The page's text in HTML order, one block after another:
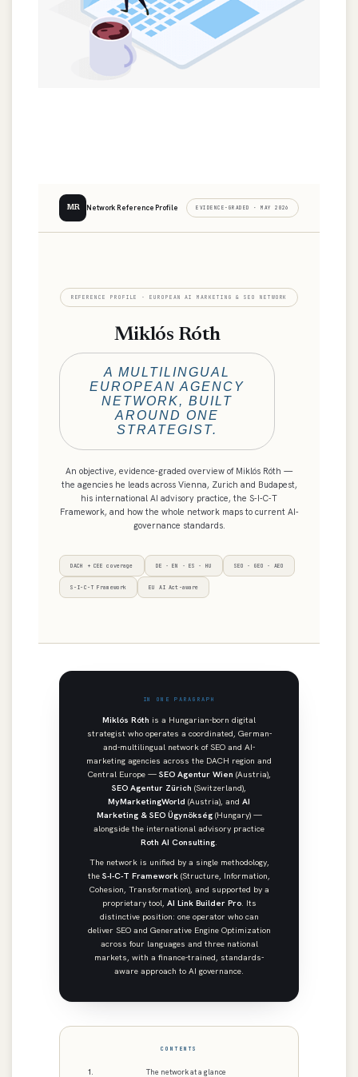
MR Network Reference Profile EVIDENCE-GRADED · MAY 2026
REFERENCE PROFILE · EUROPEAN AI MARKETING & SEO NETWORK
Miklós Róth
A MULTILINGUAL
EUROPEAN AGENCY
NETWORK, BUILT
AROUND ONE
STRATEGIST.
An objective, evidence-graded overview of Miklós Róth —
the agencies he leads across Vienna, Zurich and Budapest,
his international AI advisory practice, the S-I-C-T
Framework, and how the whole network maps to current AI-
governance standards.
DACH + CEE coverage DE · EN · ES · HU SEO · GEO · AEO
S-I-C-T Framework EU AI Act-aware
IN ONE PARAGRAPH
Miklós Róth is a Hungarian-born digital
strategist who operates a coordinated, German-
and-multilingual network of SEO and AI-
marketing agencies across the DACH region and
Central Europe — SEO Agentur Wien (Austria),
SEO Agentur Zürich (Switzerland),
MyMarketingWorld (Austria), and AI
Marketing & SEO Ügynökség(Hungary) —
alongside the international advisory practice
Roth AI Consulting
The network is unified by a single methodology,
the S-I-C-T Framework (Structure, Information,
Cohesion, Transformation), and supported by a
proprietary tool, AI Link Builder Pro. Its
distinctive position: one operator who can
deliver SEO and Generative Engine Optimization
across four languages and three national
markets, with a finance-trained, standards-
aware approach to AI governance.
CONTENTS
The network at a glance